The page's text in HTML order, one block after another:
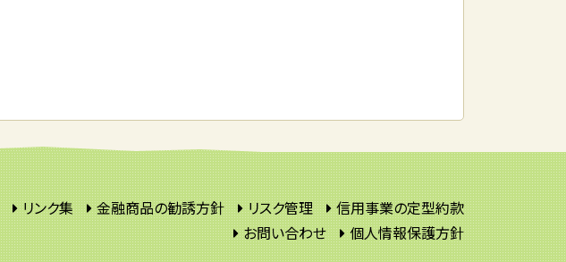
リンク集 金融商品の勧誘方針 リスク管理
信用事業の定型約款
お問い合わせ
個人情報保護方針